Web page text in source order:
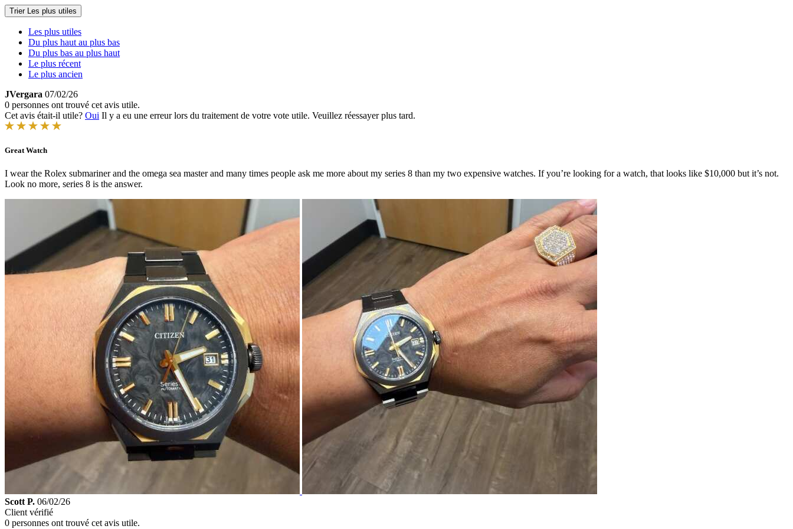
Trier Les plus utiles
Les plus utiles
Du plus haut au plus bas
Du plus bas au plus haut
Le plus récent
Le plus ancien
JVergara 07/02/26
0 personnes ont trouvé cet avis utile.
Cet avis était-il utile? Oui Il y a eu une erreur lors du traitement de votre vote utile. Veuillez réessayer plus tard.
Great Watch
I wear the Rolex submariner and the omega sea master and many times people ask me more about my series 8 than my two expensive watches. If you’re looking for a watch, that looks like $10,000 but it’s not.
Look no more, series 8 is the answer.
Scott P. 06/02/26
Client vérifié
0 personnes ont trouvé cet avis utile.